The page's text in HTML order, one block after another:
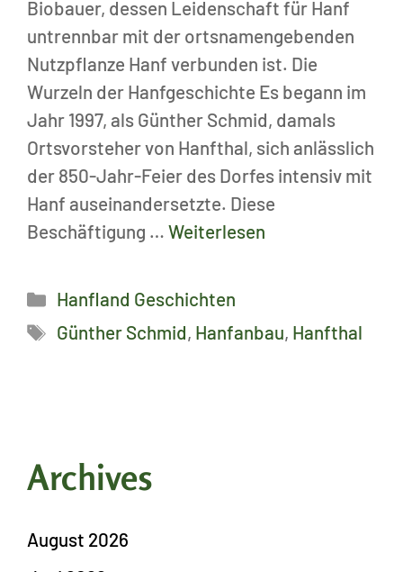
Biobauer, dessen Leidenschaft für Hanf
untrennbar mit der ortsnamengebenden
Nutzpflanze Hanf verbunden ist. Die
Wurzeln der Hanfgeschichte Es begann im
Jahr 1997, als Günther Schmid, damals
Ortsvorsteher von Hanfthal, sich anlässlich
der 850-Jahr-Feier des Dorfes intensiv mit
Hanf auseinandersetzte. Diese
Beschäftigung … Weiterlesen
Kategorien
Hanfland Geschichten
Schlagwörter
Günther Schmid, Hanfanbau, Hanfthal
Archives
August 2026